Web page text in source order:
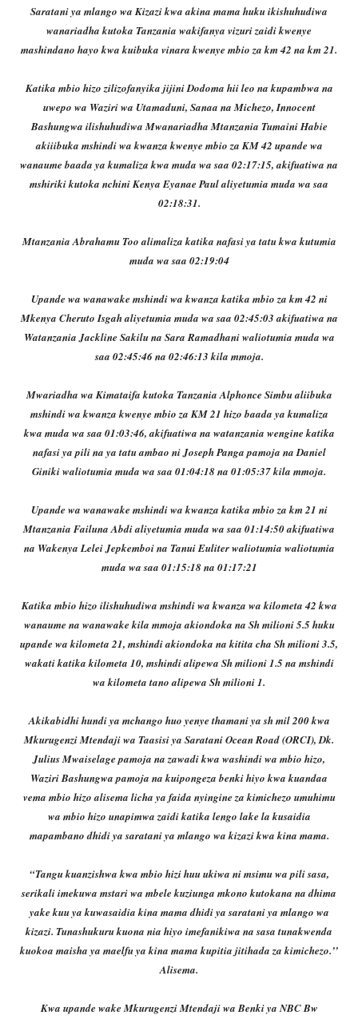
Saratani ya mlango wa Kizazi kwa akina mama huku ikishuhudiwa
wanariadha kutoka Tanzania wakifanya vizuri zaidi kwenye
mashindano hayo kwa kuibuka vinara kwenye mbio za km 42 na km 21.
Katika mbio hizo zilizofanyika jijini Dodoma hii leo na kupambwa na
uwepo wa Waziri wa Utamaduni, Sanaa na Michezo, Innocent
Bashungwa ilishuhudiwa Mwanariadha Mtanzania Tumaini Habie
akiiibuka mshindi wa kwanza kwenye mbio za KM 42 upande wa
wanaume baada ya kumaliza kwa muda wa saa 02:17:15, akifuatiwa na
mshiriki kutoka nchini Kenya Eyanae Paul aliyetumia muda wa saa
02:18:31.
Mtanzania Abrahamu Too alimaliza katika nafasi ya tatu kwa kutumia
muda wa saa 02:19:04
Upande wa wanawake mshindi wa kwanza katika mbio za km 42 ni
Mkenya Cheruto Isgah aliyetumia muda wa saa 02:45:03 akifuatiwa na
Watanzania Jackline Sakilu na Sara Ramadhani waliotumia muda wa
saa 02:45:46 na 02:46:13 kila mmoja.
Mwariadha wa Kimataifa kutoka Tanzania Alphonce Simbu aliibuka
mshindi wa kwanza kwenye mbio za KM 21 hizo baada ya kumaliza
kwa muda wa saa 01:03:46, akifuatiwa na watanzania wengine katika
nafasi ya pili na ya tatu ambao ni Joseph Panga pamoja na Daniel
Giniki waliotumia muda wa saa 01:04:18 na 01:05:37 kila mmoja.
Upande wa wanawake mshindi wa kwanza katika mbio za km 21 ni
Mtanzania Failuna Abdi aliyetumia muda wa saa 01:14:50 akifuatiwa
na Wakenya Lelei Jepkemboi na Tanui Euliter waliotumia waliotumia
muda wa saa 01:15:18 na 01:17:21
Katika mbio hizo ilishuhudiwa mshindi wa kwanza wa kilometa 42 kwa
wanaume na wanawake kila mmoja akiondoka na Sh milioni 5.5 huku
upande wa kilometa 21, mshindi akiondoka na kitita cha Sh milioni 3.5,
wakati katika kilometa 10, mshindi alipewa Sh milioni 1.5 na mshindi
wa kilometa tano alipewa Sh milioni 1.
Akikabidhi hundi ya mchango huo yenye thamani ya sh mil 200 kwa
Mkurugenzi Mtendaji wa Taasisi ya Saratani Ocean Road (ORCI), Dk.
Julius Mwaiselage pamoja na zawadi kwa washindi wa mbio hizo,
Waziri Bashungwa pamoja na kuipongeza benki hiyo kwa kuandaa
vema mbio hizo alisema licha ya faida nyingine za kimichezo umuhimu
wa mbio hizo unapimwa zaidi katika lengo lake la kusaidia
mapambano dhidi ya saratani ya mlango wa kizazi kwa kina mama.
“Tangu kuanzishwa kwa mbio hizi huu ukiwa ni msimu wa pili sasa,
serikali imekuwa mstari wa mbele kuziunga mkono kutokana na dhima
yake kuu ya kuwasaidia kina mama dhidi ya saratani ya mlango wa
kizazi. Tunashukuru kuona nia hiyo imefanikiwa na sasa tunakwenda
kuokoa maisha ya maelfu ya kina mama kupitia jitihada za kimichezo.’’
Alisema.
Kwa upande wake Mkurugenzi Mtendaji wa Benki ya NBC Bw